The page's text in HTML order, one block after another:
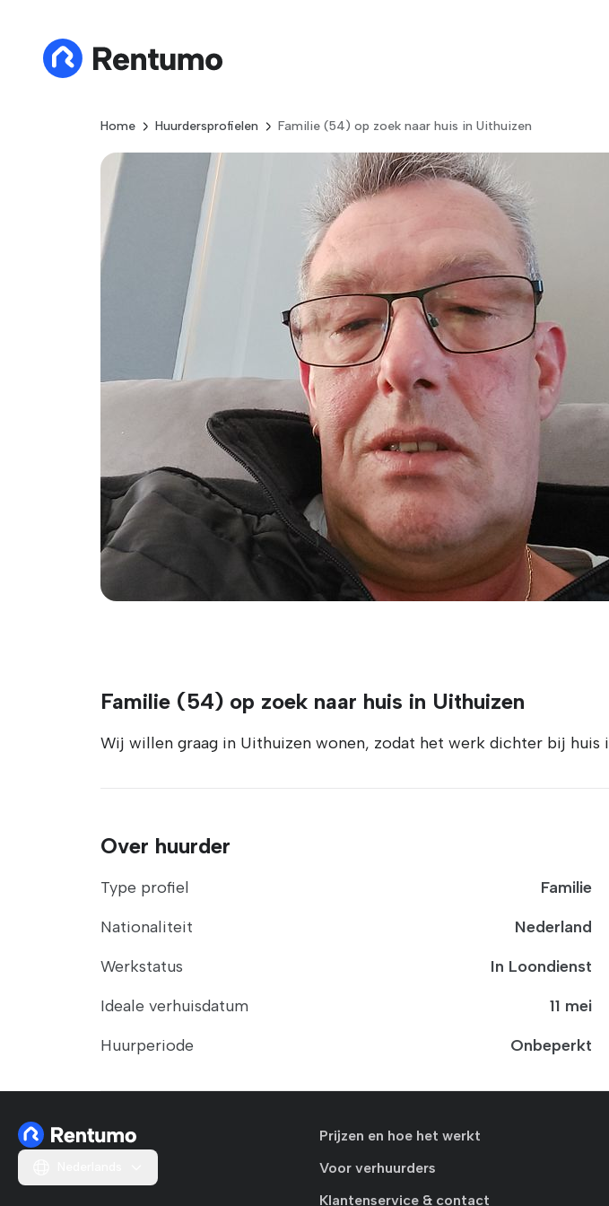
Home Huurdersprofielen Familie (54) op zoek naar huis in Uithuizen
Familie (54) op zoek naar huis in Uithuizen
Wij willen graag in Uithuizen wonen, zodat het werk dichter bij huis
Over huurder
Type profiel
Familie
Nationaliteit
Nederland
Werkstatus
In Loondienst
Ideale verhuisdatum
11 mei
Huurperiode
Onbeperkt
Prijzen en hoe het werkt
Voor verhuurders
Klantenservice & contact